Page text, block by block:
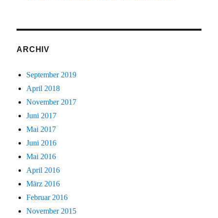
ARCHIV
September 2019
April 2018
November 2017
Juni 2017
Mai 2017
Juni 2016
Mai 2016
April 2016
März 2016
Februar 2016
November 2015